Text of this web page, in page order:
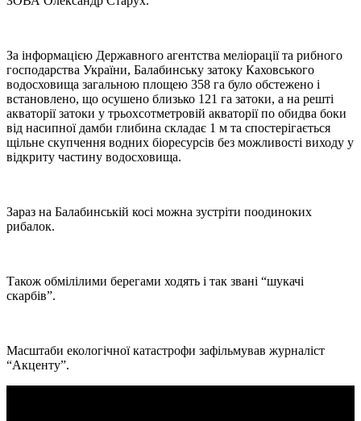
За інформацією Державного агентства меліорації та рибного
господарства України, Балабинську затоку Каховського
водосховища загальною площею 358 га було обстежено і
встановлено, що осушено близько 121 га затоки, а на решті
акваторії затоки у трьохсотметровій акваторії по обидва боки
від насипної дамби глибина складає 1 м та спостерігається
щільне скупчення водних біоресурсів без можливості виходу у
відкриту частину водосховища.
Зараз на Балабинській косі можна зустріти поодиноких
рибалок.
Також обмілілими берегами ходять і так звані “шукачі
скарбів”.
Масштаби екологічної катастрофи зафільмував журналіст
“Акценту”.